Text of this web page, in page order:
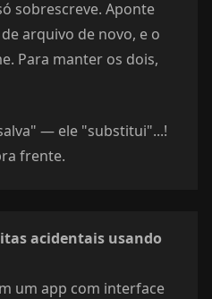
sobrescreve. Aponte
arquivo de novo, e o
Para manter os dois,
— ele "substitui"...!
frente.
acidentais usando
um app com interface